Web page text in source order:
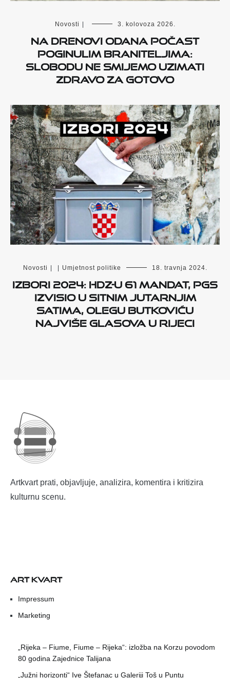
Novosti | 3. kolovoza 2026.
Na Drenovi odana počast
poginulim braniteljima:
Slobodu ne smijemo uzimati
zdravo za gotovo
Novosti | | Umjetnost politike 18. travnja 2024.
Izbori 2024: HDZ-u 61 mandat, PGS
izvisio u sitnim jutarnjim
satima, Olegu Butkoviću
najviše glasova u Rijeci
Artkvart prati, objavljuje, analizira, komentira i kritizira
kulturnu scenu.
ART KVART
Impressum
Marketing
„Rijeka – Fiume, Fiume – Rijeka“: izložba na Korzu povodom
80 godina Zajednice Talijana
„Južni horizonti“ Ive Štefanac u Galeriji Toš u Puntu